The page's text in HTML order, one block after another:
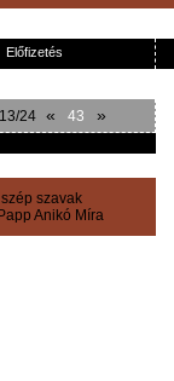
Előfizetés
24 « 43 »
szavak
Papp Anikó Míra